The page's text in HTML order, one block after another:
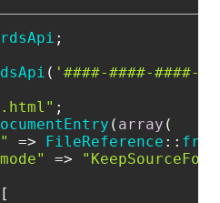
;
( '####-####-####-
( array (
=> FileReference ::
=>